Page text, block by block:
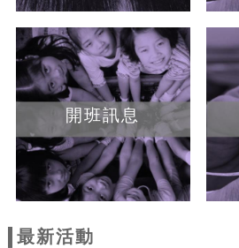
開班訊息
最新活動